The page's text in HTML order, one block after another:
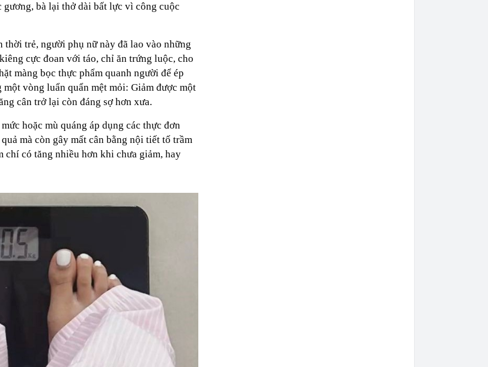
chuyên gia dự báo đỉnh mới
hơn 42.200 tỷ đồng gửi ngân hàng
rút điện ấm siêu tốc trước khi ngủ
bà lại thở dài bất lực vì công cuộc
trẻ, người phụ nữ này đã lao vào những
cực đoan với táo, chỉ ăn trứng luộc, cho
màng bọc thực phẩm quanh người để ép
vòng luẩn quẩn mệt mỏi: Giảm được một
cân trở lại còn đáng sợ hơn xưa.
hoặc mù quáng áp dụng các thực đơn
mà còn gây mất cân bằng nội tiết tố trầm
chí có tăng nhiều hơn khi chưa giảm, hay